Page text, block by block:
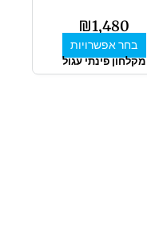
₪1,480
בחר אפשרויות
האפשרויות
בעמוד
מקלחון פינתי עגול